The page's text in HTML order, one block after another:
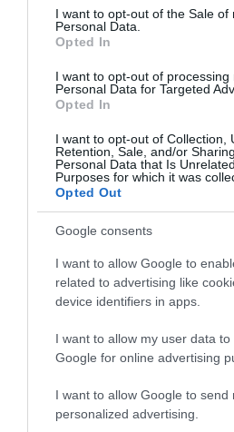
consent section.
I want to opt-out of the Sale of
Personal Data.
Opted In
I want to opt-out of processing
Personal Data for Targeted
Opted In
I want to opt-out of Collection,
Retention, Sale, and/or
Personal Data that Is
Purposes for which it was
Opted Out
Google consents
I want to allow Google to
related to advertising like
device identifiers in apps.
I want to allow my user data
Google for online advertising
I want to allow Google to send
personalized advertising.
Katás vagy? Ezt el ne felejtsd!